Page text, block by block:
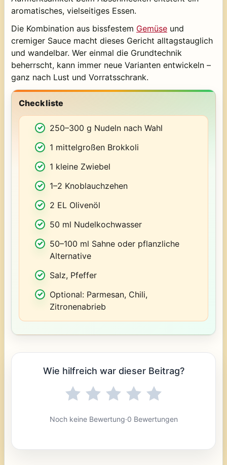
aromatisches, vielseitiges Essen.
Die Kombination aus bissfestem Gemüse und
cremiger Sauce macht dieses Gericht alltagstauglich
und wandelbar. Wer einmal die Grundtechnik
beherrscht, kann immer neue Varianten entwickeln –
ganz nach Lust und Vorratsschrank.
Checkliste
250–300 g Nudeln nach Wahl
1 mittelgroßen Brokkoli
1 kleine Zwiebel
1–2 Knoblauchzehen
2 EL Olivenöl
50 ml Nudelkochwasser
50–100 ml Sahne oder pflanzliche
Alternative
Salz, Pfeffer
Optional: Parmesan, Chili,
Zitronenabrieb
Wie hilfreich war dieser Beitrag?
Noch keine Bewertung·0 Bewertungen